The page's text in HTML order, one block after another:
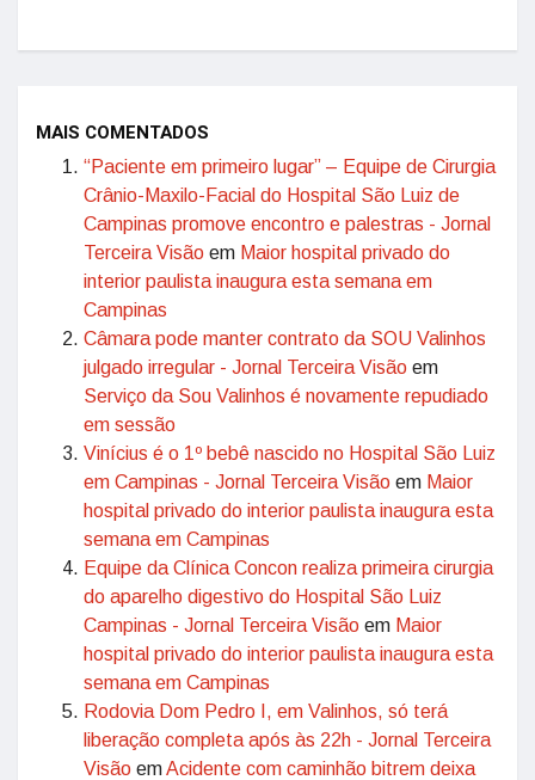
MAIS COMENTADOS
“Paciente em primeiro lugar” – Equipe de Cirurgia
Crânio-Maxilo-Facial do Hospital São Luiz de
Campinas promove encontro e palestras - Jornal
Terceira Visão em Maior hospital privado do
interior paulista inaugura esta semana em
Campinas
Câmara pode manter contrato da SOU Valinhos
julgado irregular - Jornal Terceira Visão em
Serviço da Sou Valinhos é novamente repudiado
em sessão
Vinícius é o 1º bebê nascido no Hospital São Luiz
em Campinas - Jornal Terceira Visão em Maior
hospital privado do interior paulista inaugura esta
semana em Campinas
Equipe da Clínica Concon realiza primeira cirurgia
do aparelho digestivo do Hospital São Luiz
Campinas - Jornal Terceira Visão em Maior
hospital privado do interior paulista inaugura esta
semana em Campinas
Rodovia Dom Pedro I, em Valinhos, só terá
liberação completa após às 22h - Jornal Terceira
Visão emAcidente com caminhão bitrem deixa